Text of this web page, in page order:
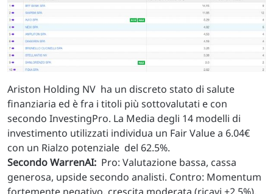
Ariston Holding NV ha un discreto stato di salute
finanziaria ed è fra i titoli più sottovalutati e con
secondo InvestingPro. La Media degli 14 modelli di
investimento utilizzati individua un Fair Value a 6.04€
con un Rialzo potenziale del 62.5%.
Secondo WarrenAI: Pro: Valutazione bassa, cassa
generosa, upside secondo analisti. Contro: Momentum